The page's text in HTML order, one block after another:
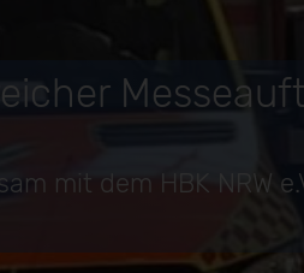
mit dem HBK NRW